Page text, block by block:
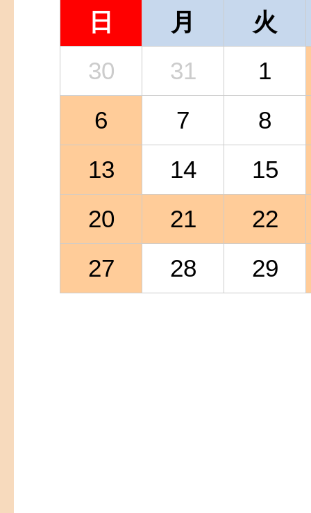
日 月
火
30
31
1
6
7
8
13
14
15
20
21
22
27
28 29